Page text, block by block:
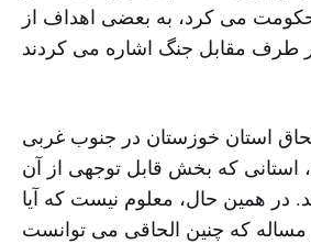
می کرد، به بعضی اهداف از
استان خوزستان در جنوب غربی
استانی که بخش قابل توجهی از آن
در همین حال، معلوم نیست که آیا
مساله که چنین الحاقی می توانست